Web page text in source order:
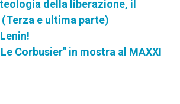
della liberazione, il
e ultima parte)
Corbusier" in mostra al MAXXI